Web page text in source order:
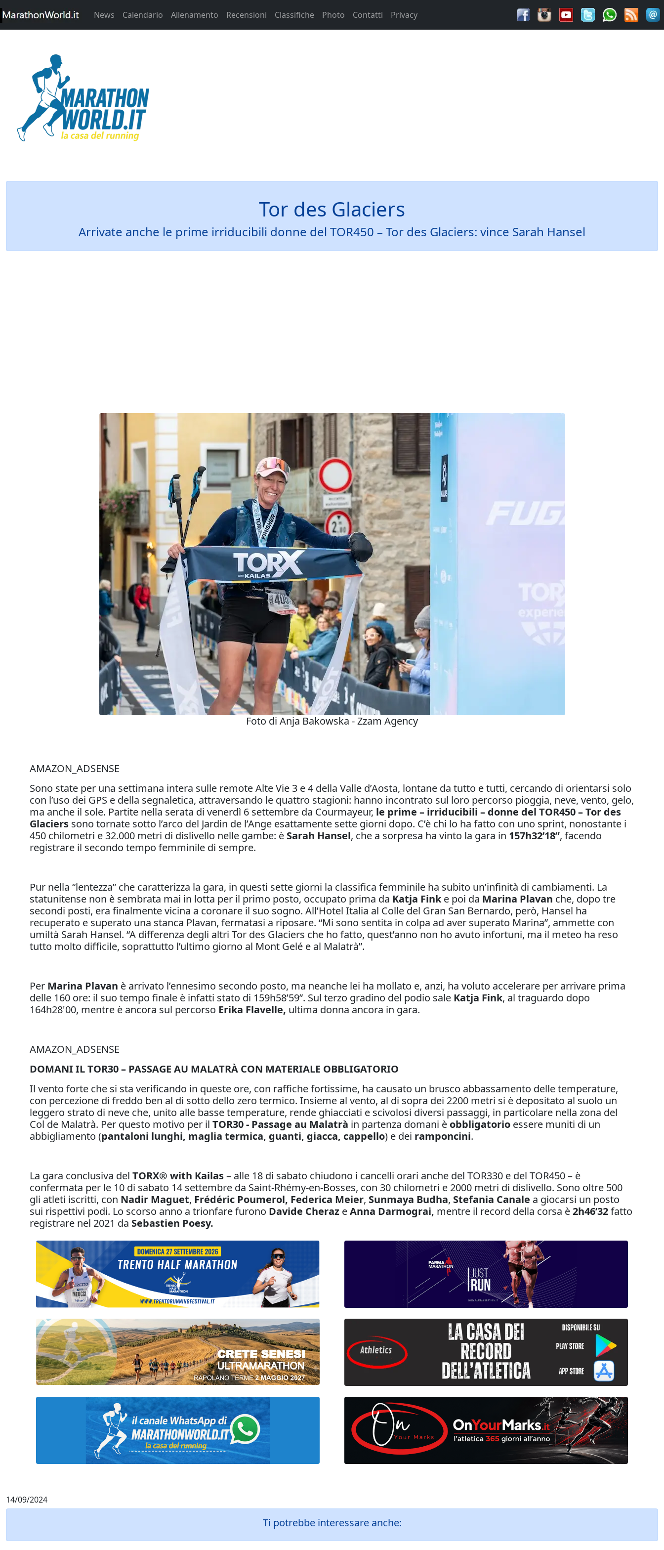
News Calendario Allenamento Recensioni Classifiche Photo Contatti Privacy
Tor des Glaciers
Arrivate anche le prime irriducibili donne del TOR450 – Tor des Glaciers: vince Sarah Hansel
Foto di Anja Bakowska - Zzam Agency
AMAZON_ADSENSE
Sono state per una settimana intera sulle remote Alte Vie 3 e 4 della Valle d’Aosta, lontane da tutto e tutti, cercando di orientarsi solo
con l’uso dei GPS e della segnaletica, attraversando le quattro stagioni: hanno incontrato sul loro percorso pioggia, neve, vento, gelo,
ma anche il sole. Partite nella serata di venerdì 6 settembre da Courmayeur, le prime – irriducibili – donne del TOR450 – Tor des
Glaciers sono tornate sotto l’arco del Jardin de l’Ange esattamente sette giorni dopo. C’è chi lo ha fatto con uno sprint, nonostante i
450 chilometri e 32.000 metri di dislivello nelle gambe: è Sarah Hansel, che a sorpresa ha vinto la gara in 157h32’18”, facendo
registrare il secondo tempo femminile di sempre.
Pur nella “lentezza” che caratterizza la gara, in questi sette giorni la classifica femminile ha subito un’infinità di cambiamenti. La
statunitense non è sembrata mai in lotta per il primo posto, occupato prima da Katja Finke poi da Marina Plavan che, dopo tre
secondi posti, era finalmente vicina a coronare il suo sogno. All’Hotel Italia al Colle del Gran San Bernardo, però, Hansel ha
recuperato e superato una stanca Plavan, fermatasi a riposare. “Mi sono sentita in colpa ad aver superato Marina”, ammette con
umiltà Sarah Hansel. “A differenza degli altri Tor des Glaciers che ho fatto, quest’anno non ho avuto infortuni, ma il meteo ha reso
tutto molto difficile, soprattutto l’ultimo giorno al Mont Gelé e al Malatrà”.
Per Marina Plavan è arrivato l’ennesimo secondo posto, ma neanche lei ha mollato e, anzi, ha voluto accelerare per arrivare prima
delle 160 ore: il suo tempo finale è infatti stato di 159h58’59”. Sul terzo gradino del podio sale Katja Fink, al traguardo dopo
164h28'00, mentre è ancora sul percorso Erika Flavelle, ultima donna ancora in gara.
AMAZON_ADSENSE
DOMANI IL TOR30 – PASSAGE AU MALATRÀ CON MATERIALE OBBLIGATORIO
Il vento forte che si sta verificando in queste ore, con raffiche fortissime, ha causato un brusco abbassamento delle temperature,
con percezione di freddo ben al di sotto dello zero termico. Insieme al vento, al di sopra dei 2200 metri si è depositato al suolo un
leggero strato di neve che, unito alle basse temperature, rende ghiacciati e scivolosi diversi passaggi, in particolare nella zona del
Col de Malatrà. Per questo motivo per il TOR30 - Passage au Malatrà in partenza domani è obbligatorio essere muniti di un
abbigliamento (pantaloni lunghi, maglia termica, guanti, giacca, cappello) e dei ramponcini.
La gara conclusiva del TORX® with Kailas– alle 18 di sabato chiudono i cancelli orari anche del TOR330 e del TOR450 – è
confermata per le 10 di sabato 14 settembre da Saint-Rhémy-en-Bosses, con 30 chilometri e 2000 metri di dislivello. Sono oltre 500
gli atleti iscritti, con Nadir Maguet, Frédéric Poumerol, Federica Meier, Sunmaya Budha, Stefania Canale a giocarsi un posto
sui rispettivi podi. Lo scorso anno a trionfare furono Davide Cheraz eAnna Darmograi, mentre il record della corsa è2h46’32fatto
registrare nel 2021 da Sebastien Poesy.
14/09/2024
Ti potrebbe interessare anche: